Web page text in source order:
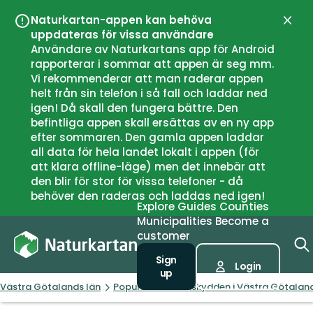
Naturkartan-appen kan behöva
uppdateras för vissa användare
Användare av Naturkartans app för Android
rapporterar i sommar att appen är seg mm.
Vi rekommenderar att man raderar appen
helt från sin telefon i så fall och laddar ned
igen! Då skall den fungera bättre. Den
befintliga appen skall ersättas av en ny app
efter sommaren. Den gamla appen laddar
all data för hela landet lokalt i appen (för
att klara offline-läge) men det innebär att
den blir för stor för vissa telefoner - då
behöver den raderas och laddas ned igen!
Close
Explore Guides Counties
Municipalities Become a
customer
Sign
up
Login
Västra Götalands län Populäraste vindskydden i Västra